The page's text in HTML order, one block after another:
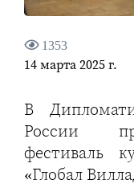
1353
14 марта 2025 г.
В
России
фестиваль
«Глобал